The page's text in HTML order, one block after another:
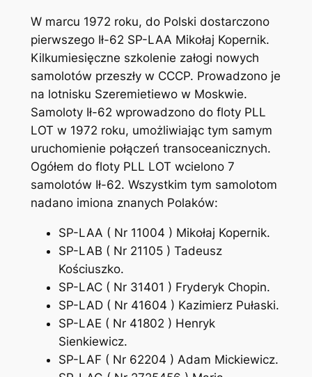
W marcu 1972 roku, do Polski dostarczono
pierwszego Ił-62 SP-LAA Mikołaj Kopernik.
Kilkumiesięczne szkolenie załogi nowych
samolotów przeszły w CCCP. Prowadzono je
na lotnisku Szeremietiewo w Moskwie.
Samoloty Ił-62 wprowadzono do floty PLL
LOT w 1972 roku, umożliwiając tym samym
uruchomienie połączeń transoceanicznych.
Ogółem do floty PLL LOT wcielono 7
samolotów Ił-62. Wszystkim tym samolotom
nadano imiona znanych Polaków:
SP-LAA ( Nr 11004 ) Mikołaj Kopernik.
SP-LAB ( Nr 21105 ) Tadeusz
Kościuszko.
SP-LAC ( Nr 31401 ) Fryderyk Chopin.
SP-LAD ( Nr 41604 ) Kazimierz Pułaski.
SP-LAE ( Nr 41802 ) Henryk
Sienkiewicz.
SP-LAF ( Nr 62204 ) Adam Mickiewicz.